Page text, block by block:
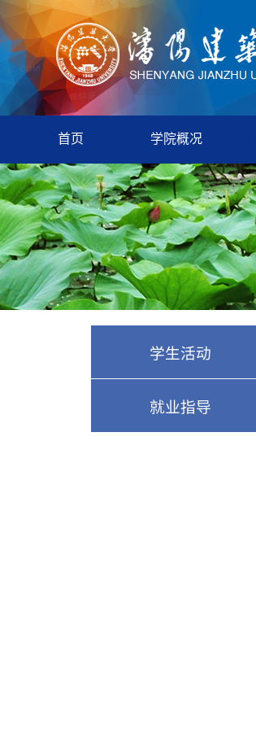
首页 学院概况
学生活动
就业指导